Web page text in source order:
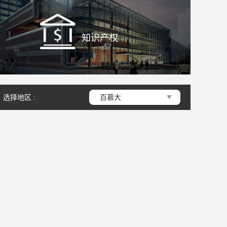
知识产权
选择地区 : 百慕大